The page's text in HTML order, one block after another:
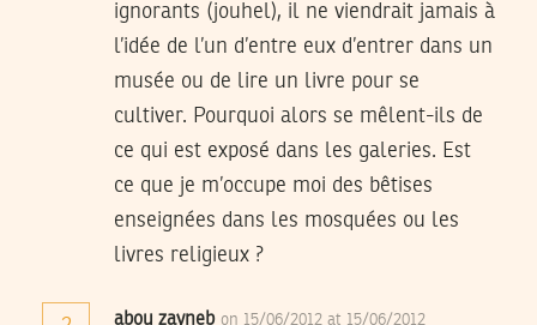
ignorants (jouhel), il ne viendrait jamais à
l’idée de l’un d’entre eux d’entrer dans un
musée ou de lire un livre pour se
cultiver. Pourquoi alors se mêlent-ils de
ce qui est exposé dans les galeries. Est
ce que je m’occupe moi des bêtises
enseignées dans les mosquées ou les
livres religieux ?
abou zayneb on 15/06/2012 at 15/06/2012